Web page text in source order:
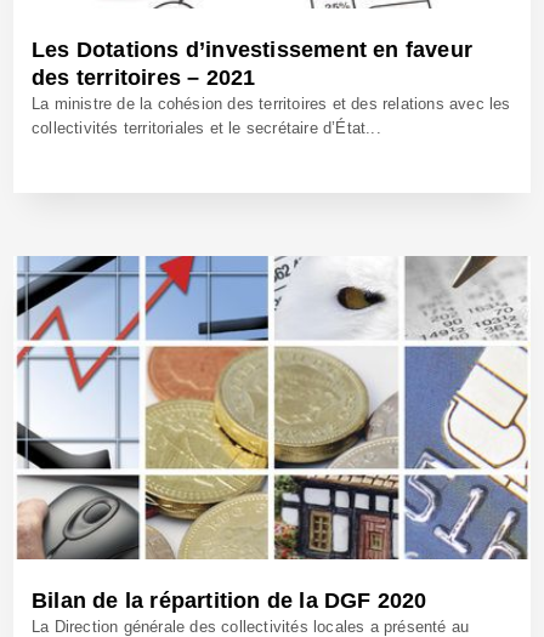
Les Dotations d’investissement en faveur
des territoires – 2021
La ministre de la cohésion des territoires et des relations avec les
collectivités territoriales et le secrétaire d’État...
16 Fév 2021 - Réf: BW40586
Bilan de la répartition de la DGF 2020
La Direction générale des collectivités locales a présenté au